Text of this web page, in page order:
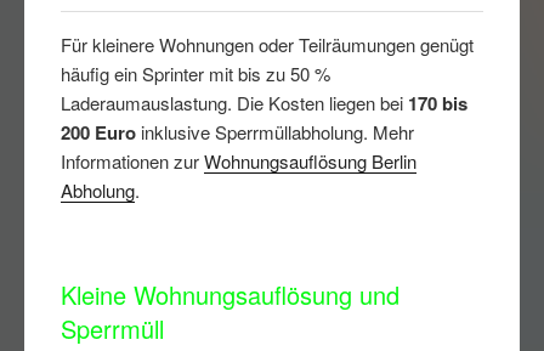
Für kleinere Wohnungen oder Teilräumungen genügt
häufig ein Sprinter mit bis zu 50 %
Laderaumauslastung. Die Kosten liegen bei 170 bis
200 Euro inklusive Sperrmüllabholung. Mehr
Informationen zurWohnungsauflösung Berlin
Abholung.
Kleine Wohnungsauflösung und
Sperrmüll